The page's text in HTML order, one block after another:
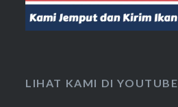
LIHAT KAMI DI YOUTUBE